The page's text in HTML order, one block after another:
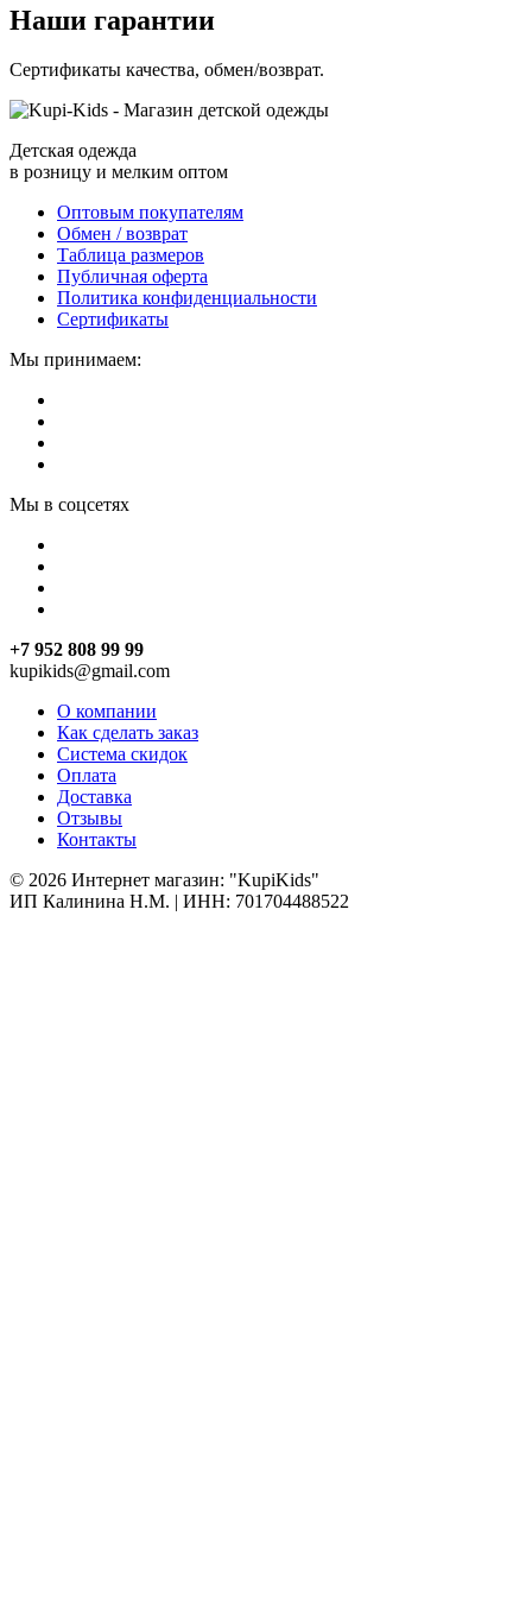
Наши гарантии
Сертификаты качества, обмен/возврат.
Детская одежда
в розницу и мелким оптом
Оптовым покупателям
Обмен / возврат
Таблица размеров
Публичная оферта
Политика конфиденциальности
Сертификаты
Мы принимаем:
Мы в соцсетях
+7 952 808 99 99
kupikids@gmail.com
О компании
Как сделать заказ
Система скидок
Оплата
Доставка
Отзывы
Контакты
© 2026 Интернет магазин: "KupiKids"
ИП Калинина Н.М. | ИНН: 701704488522